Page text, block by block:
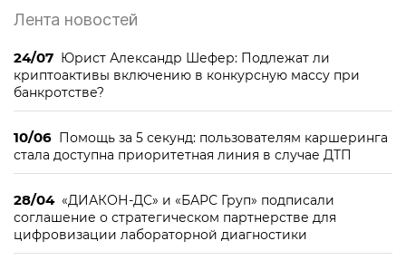
Лента новостей
24/07 Юрист Александр Шефер: Подлежат ли
криптоактивы включению в конкурсную массу при
банкротстве?
10/06 Помощь за 5 секунд: пользователям каршеринга
стала доступна приоритетная линия в случае ДТП
28/04 «ДИАКОН-ДС» и «БАРС Груп» подписали
соглашение о стратегическом партнерстве для
цифровизации лабораторной диагностики